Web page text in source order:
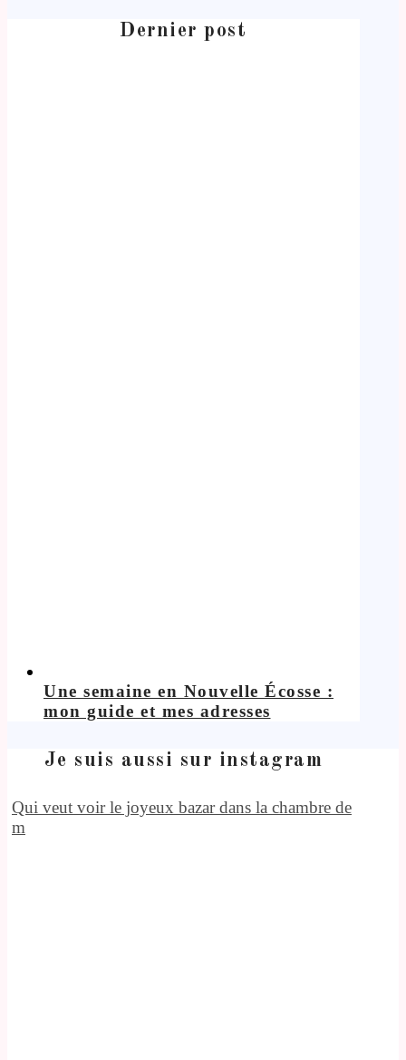
Dernier post
Une semaine en Nouvelle Écosse :
mon guide et mes adresses
Je suis aussi sur instagram
Qui veut voir le joyeux bazar dans la chambre de
m